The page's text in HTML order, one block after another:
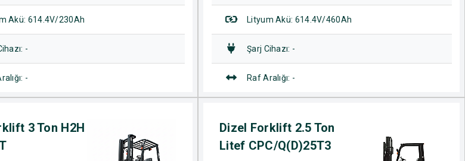
Akü: 614.4V/230Ah
-
-
Lityum Akü: 614.4V/460Ah
Şarj Cihazı: -
Raf Aralığı: -
3 Ton H2H
Dizel Forklift 2.5 Ton
Litef CPC/Q(D)25T3